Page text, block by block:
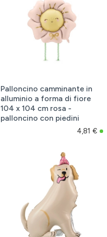
Palloncino camminante in
alluminio a forma di fiore
104 x 104 cm rosa -
palloncino con piedini
4,81 €